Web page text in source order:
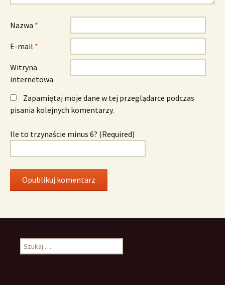
Nazwa *
E-mail *
Witryna
internetowa
Zapamiętaj moje dane w tej przeglądarce podczas
pisania kolejnych komentarzy.
Ile to trzynaście minus 6? (Required)
Szukaj: